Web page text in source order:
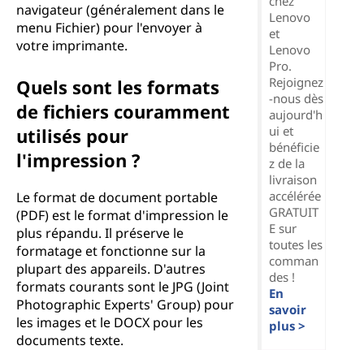
navigateur (généralement dans le
menu Fichier) pour l'envoyer à
votre imprimante.
Quels sont les formats
de fichiers couramment
utilisés pour
l'impression ?
Le format de document portable
(PDF) est le format d'impression le
plus répandu. Il préserve le
formatage et fonctionne sur la
plupart des appareils. D'autres
formats courants sont le JPG (Joint
Photographic Experts' Group) pour
les images et le DOCX pour les
documents texte.
Lenovo
et
Lenovo
Pro.
Rejoignez
-nous dès
aujourd'h
ui et
bénéficie
z de la
livraison
accélérée
GRATUIT
E sur
toutes les
comman
des !
En
savoir
plus >